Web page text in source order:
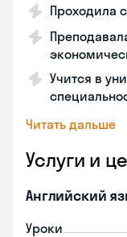
Проходила
Учится в
Читать дальше
Услуги и
Английский
Уроки